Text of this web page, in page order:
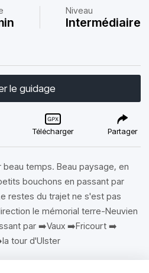
Niveau
Intermédiaire
le guidage
Télécharger Partager
temps. Beau paysage, en
bouchons en passant par
restes du trajet ne s'est pas
le mémorial terre-Neuvien
par ➡️Vaux ➡️Fricourt ➡️
tour d'Ulster